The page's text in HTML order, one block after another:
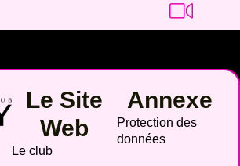
Le Site
Web
Le club
Annexe
Protection des
données